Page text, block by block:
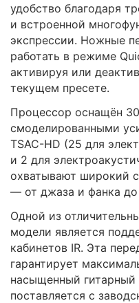
удобство благодаря
и встроенной
экспрессии. Ножные
работать в режиме
активируя или
текущем пресете.
Процессор оснащён
смоделированными
TSAC-HD (25 для
и 2 для
охватывают широкий
— от джаза и фанка до
Одной из
модели является
кабинетов IR. Эта
гарантирует
насыщенный гитарный
поставляется с